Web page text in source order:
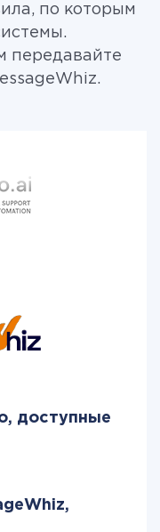
по которым
передавайте
доступные